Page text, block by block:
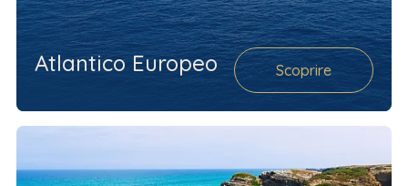
Atlantico Europeo Scoprire